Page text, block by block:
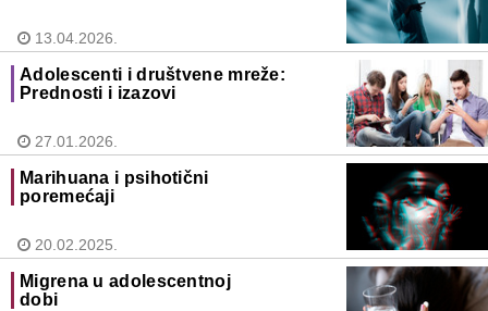
13.04.2026.
Adolescenti i društvene mreže:
Prednosti i izazovi
27.01.2026.
Marihuana i psihotični
poremećaji
20.02.2025.
Migrena u adolescentnoj
dobi